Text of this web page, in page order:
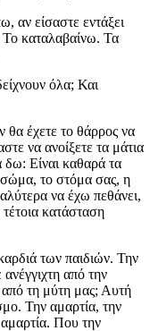
αν είσαστε εντάξει
Το καταλαβαίνω. Τα
όλα; Και
θα έχετε το θάρρος να
να ανοίξετε τα μάτια
δω: Είναι καθαρά τα
σώμα, το στόμα σας, η
να έχω πεθάνει,
κατάσταση
των παιδιών. Την
ανέγγιχτη από την
τη μύτη μας; Αυτή
Την αμαρτία, την
Που την